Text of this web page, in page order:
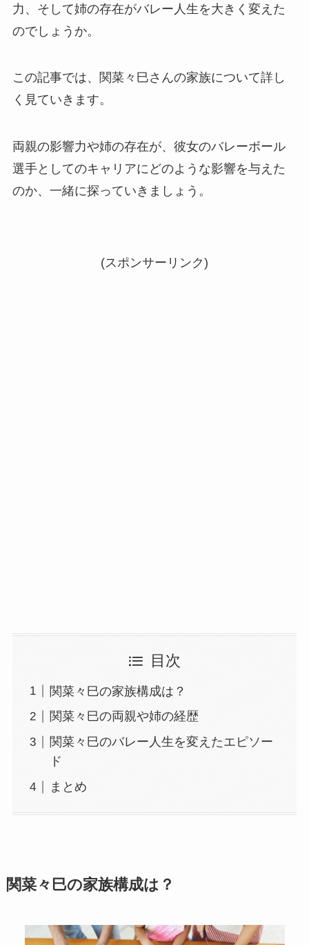
力、そして姉の存在がバレー人生を大きく変えた
のでしょうか。
この記事では、関菜々巳さんの家族について詳し
く見ていきます。
両親の影響力や姉の存在が、彼女のバレーボール
選手としてのキャリアにどのような影響を与えた
のか、一緒に探っていきましょう。
(スポンサーリンク)
目次
関菜々巳の家族構成は？
関菜々巳の両親や姉の経歴
関菜々巳のバレー人生を変えたエピソー
ド
まとめ
関菜々巳の家族構成は？